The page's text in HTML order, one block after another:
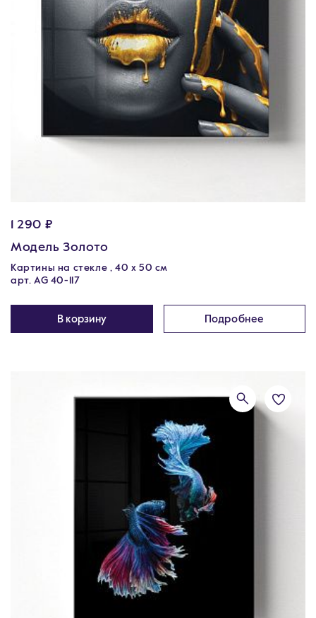
1 290 ₽
Модель Золото
Картины на стекле , 40 х 50 см
арт. AG 40-117
В корзину Подробнее